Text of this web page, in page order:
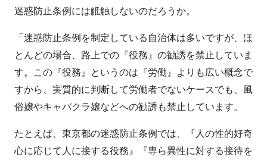
迷惑防止条例には觝触しないのだろうか。
「迷惑防止条例を制定している自治体は多いですが、ほ
とんどの場合、路上での『役務』の勧誘を禁止していま
す。この『役務』というのは『労働』よりも広い概念で
すから、実質的に判断して労働者でないケースでも、風
俗嬢やキャバクラ嬢などへの勧誘も禁止しています。
たとえば、東京都の迷惑防止条例では、『人の性的好奇
心に応じて人に接する役務』『専ら異性に対する接待を